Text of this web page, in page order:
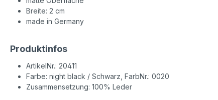
Breite: 2 cm
made in Germany
Produktinfos
ArtikelNr.: 20411
Farbe: night black / Schwarz, FarbNr.: 0020
Zusammensetzung: 100% Leder